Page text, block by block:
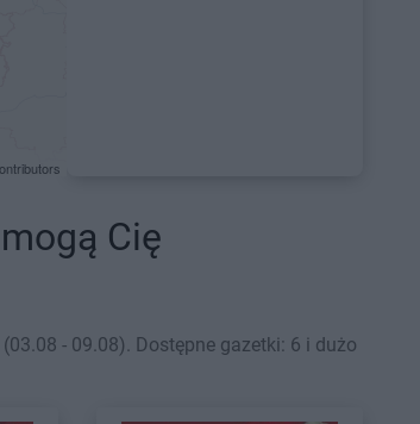
Cię
- 09.08). Dostępne gazetki: 6 i dużo